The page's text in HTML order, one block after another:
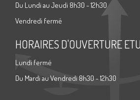
Du Lundi au Jeudi 8h30 - 12h30
Vendredi fermé
HORAIRES D'OUVERTURE
Lundi fermé
Du Mardi au Vendredi 8h30 - 12h30